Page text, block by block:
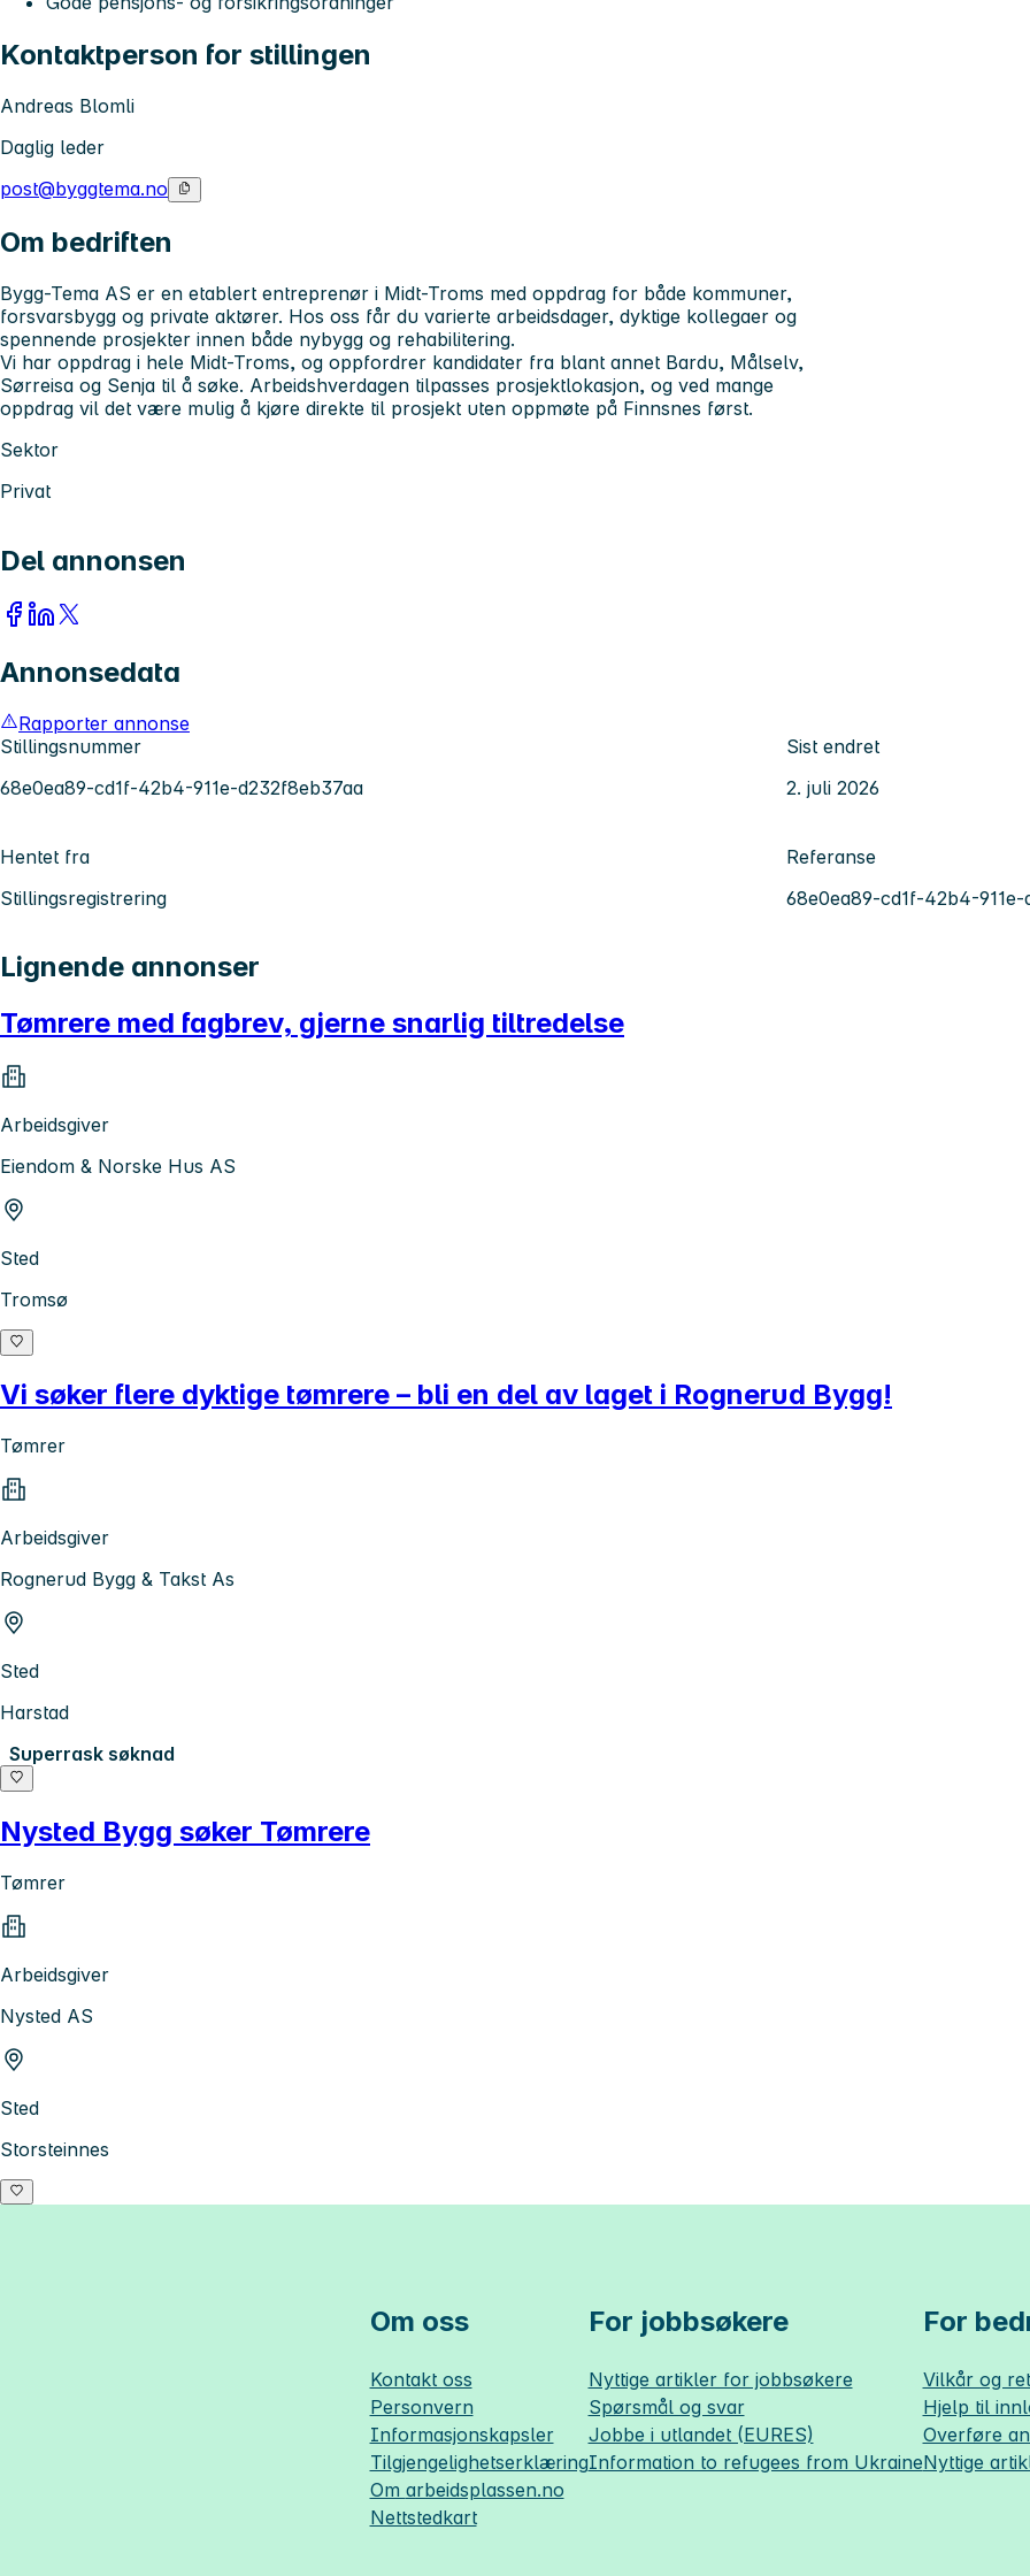
Kontaktperson for stillingen
Andreas Blomli
Daglig leder
post@byggtema.no
Om bedriften
Bygg-Tema AS er en etablert entreprenør i Midt-Troms med oppdrag for både kommuner,
forsvarsbygg og private aktører. Hos oss får du varierte arbeidsdager, dyktige kollegaer og
spennende prosjekter innen både nybygg og rehabilitering.
Vi har oppdrag i hele Midt-Troms, og oppfordrer kandidater fra blant annet Bardu, Målselv,
Sørreisa og Senja til å søke. Arbeidshverdagen tilpasses prosjektlokasjon, og ved mange
oppdrag vil det være mulig å kjøre direkte til prosjekt uten oppmøte på Finnsnes først.
Sektor
Privat
Del annonsen
Annonsedata
Rapporter annonse
Stillingsnummer
68e0ea89-cd1f-42b4-911e-d232f8eb37aa
Sist endret
2. juli 2026
Hentet fra
Stillingsregistrering
Referanse
68e0ea89-cd1f-42b4-
Lignende annonser
Tømrere med fagbrev, gjerne snarlig tiltredelse
Arbeidsgiver
Eiendom & Norske Hus AS
Sted
Tromsø
Vi søker flere dyktige tømrere – bli en del av laget i Rognerud Bygg!
Tømrer
Arbeidsgiver
Rognerud Bygg & Takst As
Sted
Harstad
Superrask søknad
Nysted Bygg søker Tømrere
Tømrer
Arbeidsgiver
Nysted AS
Sted
Storsteinnes
Om oss
Kontakt oss
Personvern
Informasjonskapsler
Tilgjengelighetserklæring
Om arbeidsplassen.no
Nettstedkart
For jobbsøkere
Nyttige artikler for jobbsøkere
Spørsmål og svar
Jobbe i utlandet (EURES)
Information to refugees from Ukraine
For
Vilkår og
Hjelp til
Overføre
Nyttige